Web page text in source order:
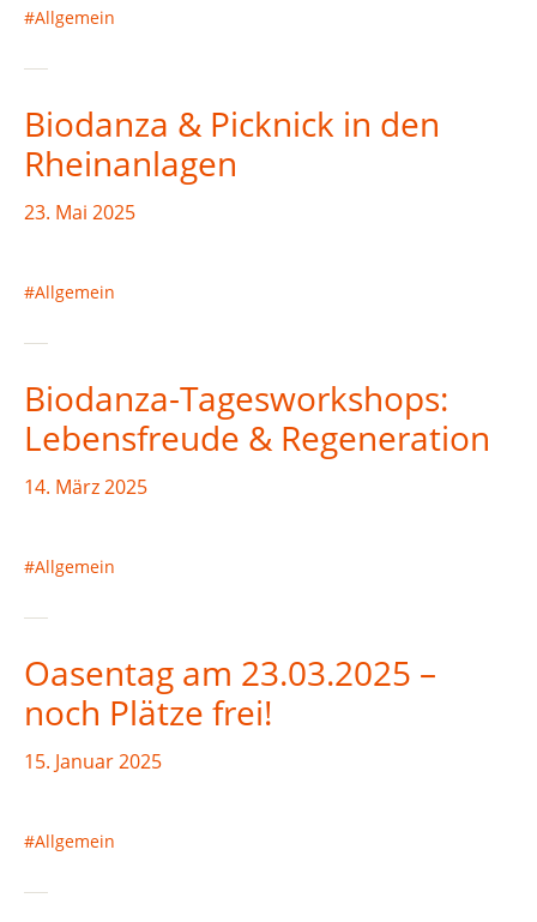
Allgemein
Biodanza & Picknick in den
Rheinanlagen
23. Mai 2025
Allgemein
Biodanza-Tagesworkshops:
Lebensfreude & Regeneration
14. März 2025
Allgemein
Oasentag am 23.03.2025 –
noch Plätze frei!
15. Januar 2025
Allgemein